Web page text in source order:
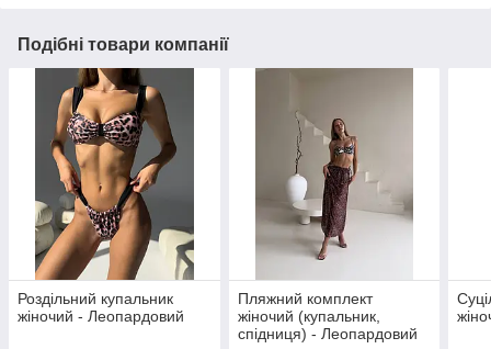
Подібні товари компанії
Роздільний купальник
жіночий - Леопардовий
Пляжний комплект
жіночий (купальник,
спідниця) - Леопардовий